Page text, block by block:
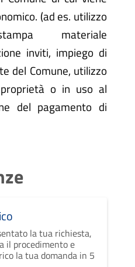
(ad es. utilizzo
materiale
inviti, impiego di
del Comune, utilizzo
o in uso al
del pagamento di
la tua richiesta,
il procedimento e
la tua domanda in 5